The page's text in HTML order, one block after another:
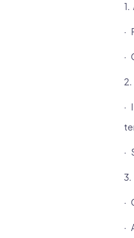
·
·
·
·
3.
·
·